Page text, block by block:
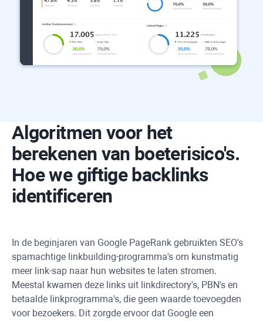
Algoritmen voor het
berekenen van boeterisico's.
Hoe we giftige backlinks
identificeren
In de beginjaren van Google PageRank gebruikten SEO's
spamachtige linkbuilding-programma's om kunstmatig
meer link-sap naar hun websites te laten stromen.
Meestal kwamen deze links uit linkdirectory's, PBN's en
betaalde linkprogramma's, die geen waarde toevoegden
voor bezoekers. Dit zorgde ervoor dat Google een